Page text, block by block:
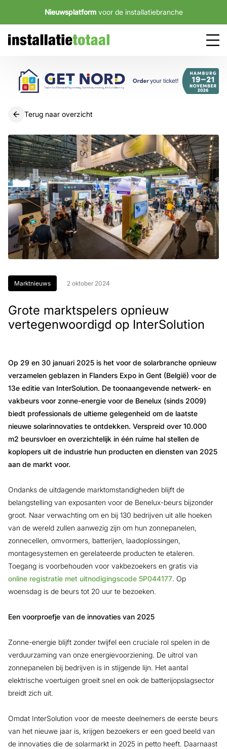
Nieuwsplatform voor de installatiebranche
Terug naar overzicht
Marktnieuws 2 oktober 2024
Grote marktspelers opnieuw
vertegenwoordigd op InterSolution
Op 29 en 30 januari 2025 is het voor de solarbranche opnieuw
verzamelen geblazen in Flanders Expo in Gent (België) voor de
13e editie van InterSolution. De toonaangevende netwerk- en
vakbeurs voor zonne-energie voor de Benelux (sinds 2009)
biedt professionals de ultieme gelegenheid om de laatste
nieuwe solarinnovaties te ontdekken. Verspreid over 10.000
m2 beursvloer en overzichtelijk in één ruime hal stellen de
koplopers uit de industrie hun producten en diensten van 2025
aan de markt voor.
Ondanks de uitdagende marktomstandigheden blijft de
belangstelling van exposanten voor de Benelux-beurs bijzonder
groot. Naar verwachting om en bij 130 bedrijven uit alle hoeken
van de wereld zullen aanwezig zijn om hun zonnepanelen,
zonnecellen, omvormers, batterijen, laadoplossingen,
montagesystemen en gerelateerde producten te etaleren.
Toegang is voorbehouden voor vakbezoekers en gratis via
online registratie met uitnodigingscode 5P044177. Op
woensdag is de beurs tot 20 uur te bezoeken.
Een voorproefje van de innovaties van 2025
Zonne-energie blijft zonder twijfel een cruciale rol spelen in de
verduurzaming van onze energievoorziening. De uitrol van
zonnepanelen bij bedrijven is in stijgende lijn. Het aantal
elektrische voertuigen groeit snel en ook de batterijopslagsector
breidt zich uit.
Omdat InterSolution voor de meeste deelnemers de eerste beurs
van het nieuwe jaar is, krijgen bezoekers er een goed beeld van
de innovaties die de solarmarkt in 2025 in petto heeft. Daarnaast